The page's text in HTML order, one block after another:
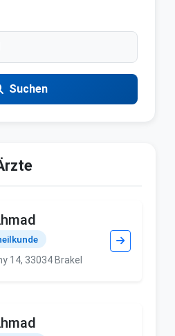
Suchen
14, 33034 Brakel